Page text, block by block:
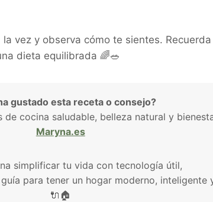
vez y observa cómo te sientes.
dieta equilibrada 🌈🥗
gustado esta receta o consejo?
de cocina saludable, belleza natural y
Maryna.es
simplificar tu vida con tecnología útil,
para tener un hogar moderno, inteligente
🔌🏠